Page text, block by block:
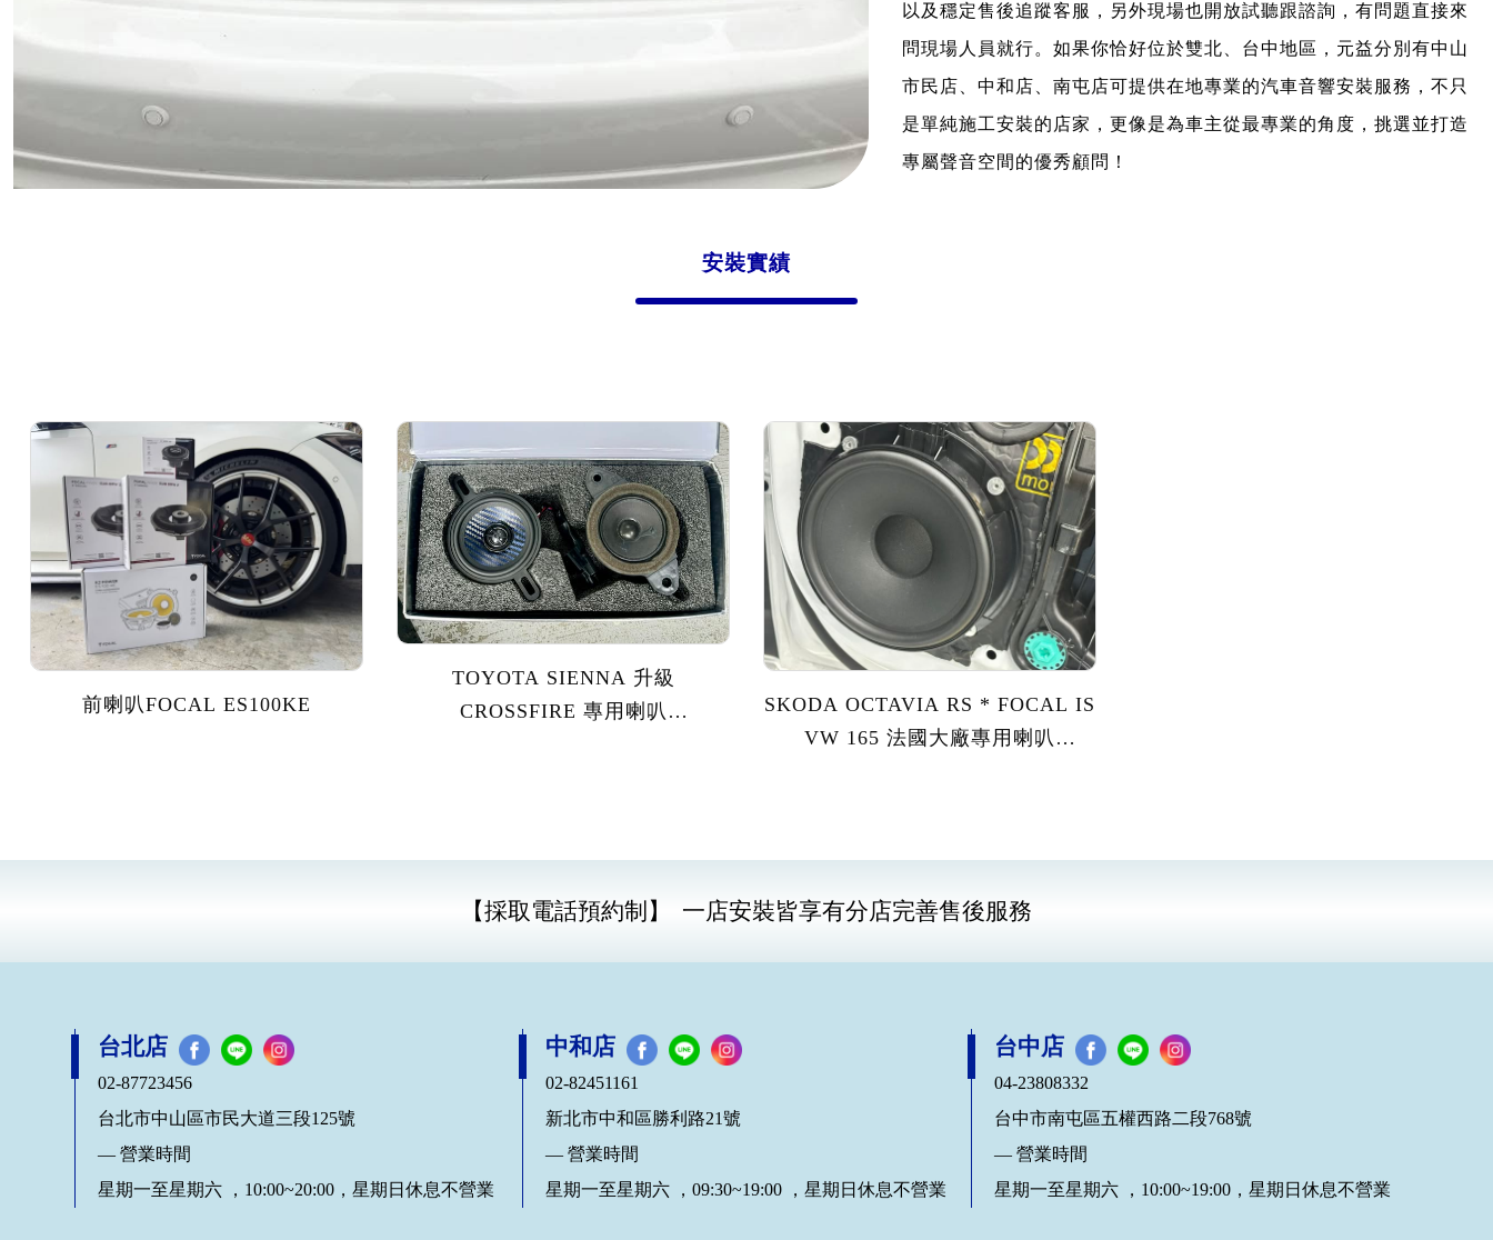
以及穩定售後追蹤客服，另外現場也開放試聽跟諮詢，有問題直接來
問現場人員就行。如果你恰好位於雙北、台中地區，元益分別有中山
市民店、中和店、南屯店可提供在地專業的汽車音響安裝服務，不只
是單純施工安裝的店家，更像是為車主從最專業的角度，挑選並打造
專屬聲音空間的優秀顧問！
安裝實績
前喇叭FOCAL ES100KE
TOYOTA SIENNA 升級
CROSSFIRE 專用喇叭
SKODA OCTAVIA RS * FOCAL IS
VW 165 法國大廠專用喇叭
【採取電話預約制】 一店安裝皆享有分店完善售後服務
台北店
02-87723456
台北市中山區市民大道三段125號
— 營業時間
星期一至星期六 ，10:00~20:00，星期日休息不營業
中和店
02-82451161
新北市中和區勝利路21號
— 營業時間
星期一至星期六 ，09:30~19:00 ，星期日休息不營業
台中店
04-23808332
台中市南屯區五權西路二段768號
— 營業時間
星期一至星期六 ，10:00~19:00，星期日休息不營業